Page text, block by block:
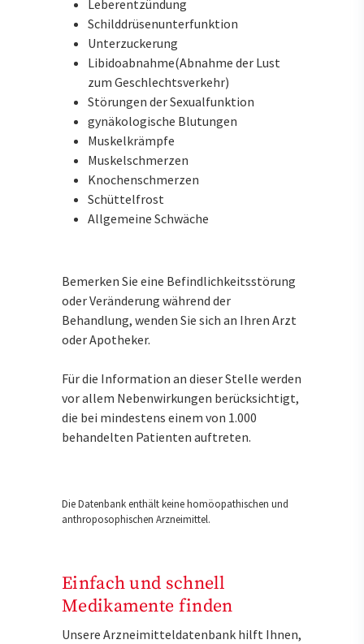
Leberentzündung
Schilddrüsenunterfunktion
Unterzuckerung
Libidoabnahme(Abnahme der Lust
zum Geschlechtsverkehr)
Störungen der Sexualfunktion
gynäkologische Blutungen
Muskelkrämpfe
Muskelschmerzen
Knochenschmerzen
Schüttelfrost
Allgemeine Schwäche
Bemerken Sie eine Befindlichkeitsstörung
oder Veränderung während der
Behandlung, wenden Sie sich an Ihren Arzt
oder Apotheker.
Für die Information an dieser Stelle werden
vor allem Nebenwirkungen berücksichtigt,
die bei mindestens einem von 1.000
behandelten Patienten auftreten.
Die Datenbank enthält keine homöopathischen und
anthroposophischen Arzneimittel.
Einfach und schnell
Medikamente finden
Unsere Arzneimitteldatenbank hilft Ihnen,